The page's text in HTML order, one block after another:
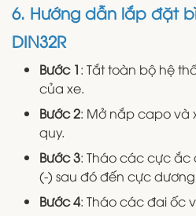
6. Hướng dẫn lắp đặt
DIN32R
Bước 1: Tắt toàn bộ hệ
của xe.
Bước 2: Mở nắp capo và
quy.
Bước 3: Tháo các cực
(-) sau đó đến cực
Bước 4: Tháo các đai ốc